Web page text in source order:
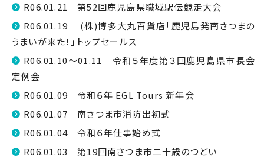
R06.01.21 第52回鹿児島県職域駅伝競走大会
R06.01.19 (株)博多大丸百貨店「鹿児島発南さつまの
うまいが来た！」トップセールス
R06.01.10～01.11 令和５年度第３回鹿児島県市長会
定例会
R06.01.09 令和６年 EGL Tours 新年会
R06.01.07 南さつま市消防出初式
R06.01.04 令和６年仕事始め式
R06.01.03 第19回南さつま市二十歳のつどい